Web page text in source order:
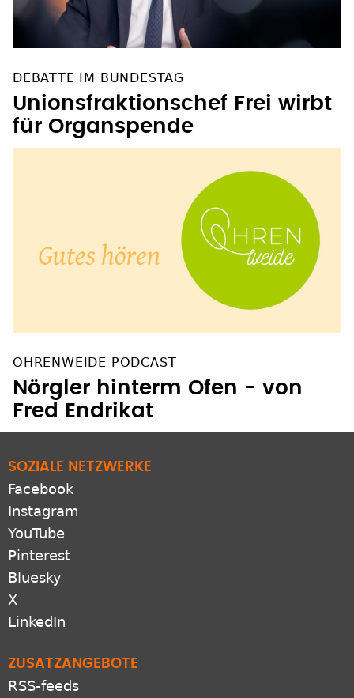
DEBATTE IM BUNDESTAG
Unionsfraktionschef Frei wirbt
für Organspende
OHRENWEIDE PODCAST
Nörgler hinterm Ofen - von
Fred Endrikat
SOZIALE NETZWERKE
Facebook
Instagram
YouTube
Pinterest
Bluesky
X
LinkedIn
ZUSATZANGEBOTE
RSS-feeds